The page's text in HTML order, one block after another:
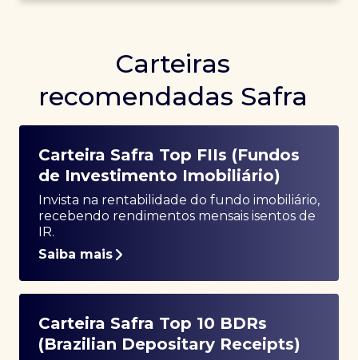
Carteiras
recomendadas Safra
Carteira Safra Top FIIs (Fundos
de Investimento Imobiliário)
Invista na rentabilidade do fundo imobiliário,
recebendo rendimentos mensais isentos de
IR.
Saiba mais
Carteira Safra Top 10 BDRs
(Brazilian Depositary Receipts)